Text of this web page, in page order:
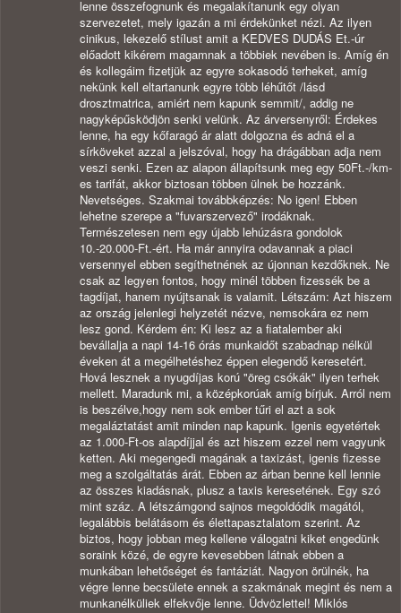
lenne összefognunk és megalakítanunk egy olyan
szervezetet, mely igazán a mi érdekünket nézi. Az ilyen
cinikus, lekezelő stílust amit a KEDVES DUDÁS Et.-úr
előadott kikérem magamnak a többiek nevében is. Amíg én
és kollegáim fizetjük az egyre sokasodó terheket, amíg
nekünk kell eltartanunk egyre több léhűtőt /lásd
drosztmatrica, amiért nem kapunk semmit/, addig ne
nagyképűsködjön senki velünk. Az árversenyről: Érdekes
lenne, ha egy kőfaragó ár alatt dolgozna és adná el a
sírköveket azzal a jelszóval, hogy ha drágábban adja nem
veszi senki. Ezen az alapon állapítsunk meg egy 50Ft.-/km-
es tarifát, akkor biztosan többen ülnek be hozzánk.
Nevetséges. Szakmai továbbképzés: No igen! Ebben
lehetne szerepe a "fuvarszervező" irodáknak.
Természetesen nem egy újabb lehúzásra gondolok
10.-20.000-Ft.-ért. Ha már annyira odavannak a piaci
versennyel ebben segíthetnének az újonnan kezdőknek. Ne
csak az legyen fontos, hogy minél többen fizessék be a
tagdíjat, hanem nyújtsanak is valamit. Létszám: Azt hiszem
az ország jelenlegi helyzetét nézve, nemsokára ez nem
lesz gond. Kérdem én: Ki lesz az a fiatalember aki
bevállalja a napi 14-16 órás munkaidőt szabadnap nélkül
éveken át a megélhetéshez éppen elegendő keresetért.
Hová lesznek a nyugdíjas korú "öreg csókák" ilyen terhek
mellett. Maradunk mi, a középkorúak amíg bírjuk. Arról nem
is beszélve,hogy nem sok ember tűri el azt a sok
megaláztatást amit minden nap kapunk. Igenis egyetértek
az 1.000-Ft-os alapdíjjal és azt hiszem ezzel nem vagyunk
ketten. Aki megengedi magának a taxizást, igenis fizesse
meg a szolgáltatás árát. Ebben az árban benne kell lennie
az összes kiadásnak, plusz a taxis keresetének. Egy szó
mint száz. A létszámgond sajnos megoldódik magától,
legalábbis belátásom és élettapasztalatom szerint. Az
biztos, hogy jobban meg kellene válogatni kiket engedünk
soraink közé, de egyre kevesebben látnak ebben a
munkában lehetőséget és fantáziát. Nagyon örülnék, ha
végre lenne becsülete ennek a szakmának megint és nem a
munkanélküliek elfekvője lenne. Üdvözlettel! Miklós